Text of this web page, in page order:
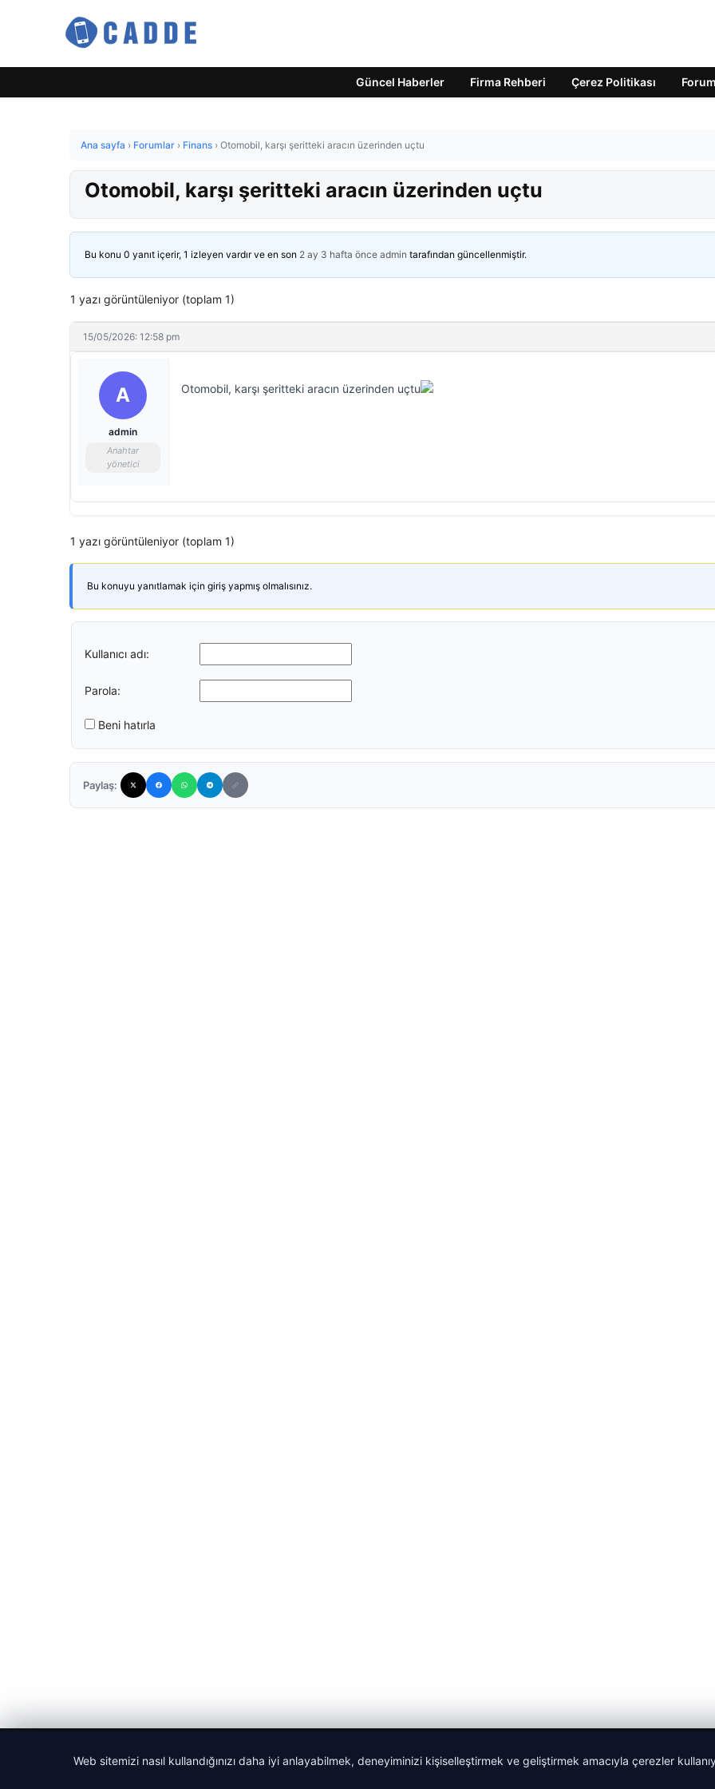
Güncel Haberler Firma Rehberi Çerez Politikası Forum
Ana sayfa › Forumlar › Finans › Otomobil, karşı şeritteki aracın üzerinden uçtu
Otomobil, karşı şeritteki aracın üzerinden uçtu
Bu konu 0 yanıt içerir, 1 izleyen vardır ve en son 2 ay 3 hafta önce admin tarafından güncellenmiştir.
1 yazı görüntüleniyor (toplam 1)
15/05/2026: 12:58 pm
A
admin
Anahtar
yönetici
Otomobil, karşı şeritteki aracın üzerinden uçtu
1 yazı görüntüleniyor (toplam 1)
Bu konuyu yanıtlamak için giriş yapmış olmalısınız.
Kullanıcı adı:
Parola:
Beni hatırla
Paylaş:
Web sitemizi nasıl kullandığınızı daha iyi anlayabilmek, deneyiminizi kişiselleştirmek ve geliştirmek amacıyla çerezler